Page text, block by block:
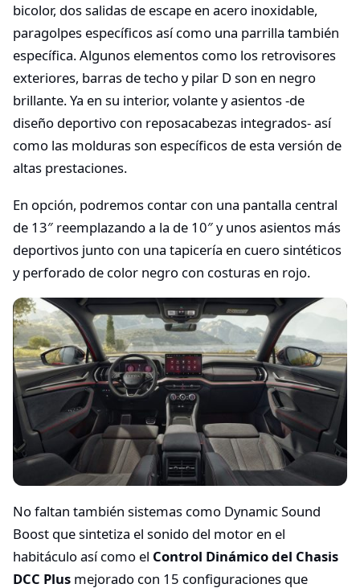
bicolor, dos salidas de escape en acero inoxidable,
paragolpes específicos así como una parrilla también
específica. Algunos elementos como los retrovisores
exteriores, barras de techo y pilar D son en negro
brillante. Ya en su interior, volante y asientos -de
diseño deportivo con reposacabezas integrados- así
como las molduras son específicos de esta versión de
altas prestaciones.
En opción, podremos contar con una pantalla central
de 13″ reemplazando a la de 10″ y unos asientos más
deportivos junto con una tapicería en cuero sintéticos
y perforado de color negro con costuras en rojo.
No faltan también sistemas como Dynamic Sound
Boost que sintetiza el sonido del motor en el
habitáculo así como el Control Dinámico del Chasis
DCC Plus mejorado con 15 configuraciones que